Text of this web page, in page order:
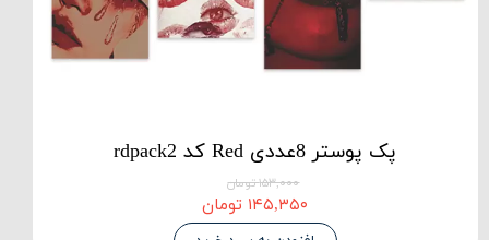
پک پوستر 8عددی Red کد rdpack2
۱۵۳,۰۰۰ تومان
۱۴۵,۳۵۰ تومان